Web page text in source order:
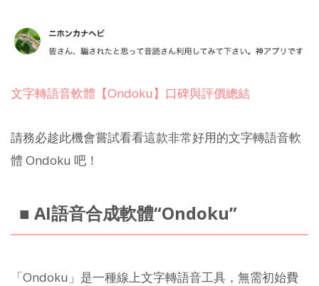
文字轉語音軟體【Ondoku】口碑與評價總結
請務必趁此機會嘗試看看這款非常好用的文字轉語音軟
體 Ondoku 吧！
■ AI語音合成軟體“Ondoku”
「Ondoku」是一種線上文字轉語音工具，無需初始費